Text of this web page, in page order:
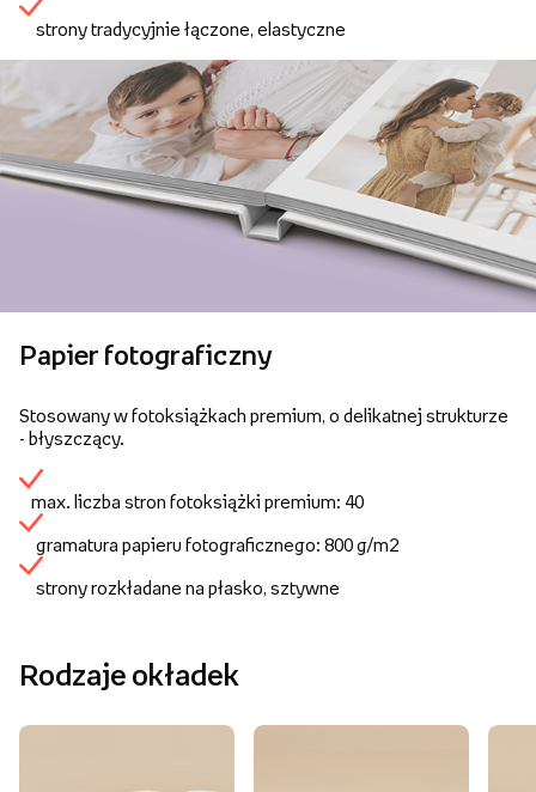
strony tradycyjnie łączone, elastyczne
Papier fotograficzny
Stosowany w fotoksiążkach premium, o delikatnej strukturze
- błyszczący.
max. liczba stron fotoksiążki premium: 40
gramatura papieru fotograficznego: 800 g/m2
strony rozkładane na płasko, sztywne
Rodzaje okładek